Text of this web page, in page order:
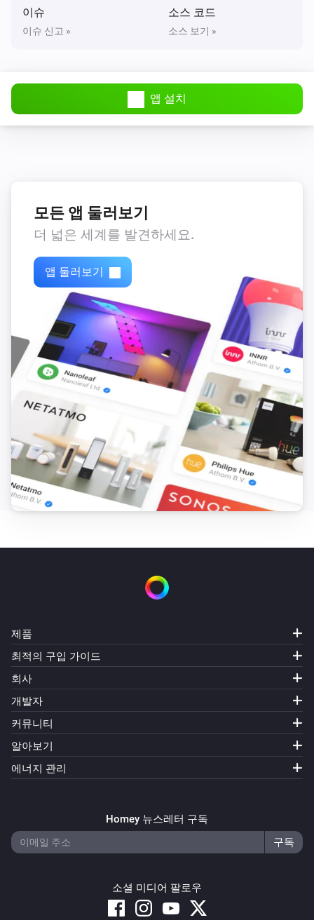
이슈
이슈 신고 »
소스 코드
소스 보기 »
앱 설치
모든 앱 둘러보기
더 넓은 세계를 발견하세요.
앱 둘러보기
제품
최적의 구입 가이드
회사
개발자
커뮤니티
알아보기
에너지 관리
Homey 뉴스레터 구독
소셜 미디어 팔로우